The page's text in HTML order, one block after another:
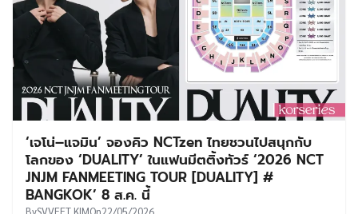
‘เจโน่–แจมิน’ จองคิว NCTzen ไทยชวนไปสนุกกับ
โลกของ ‘DUALITY’ ในแฟนมีตติ้งทัวร์ ‘2026 NCT
JNJM FANMEETING TOUR [DUALITY] #
BANGKOK’ 8 ส.ค. นี้